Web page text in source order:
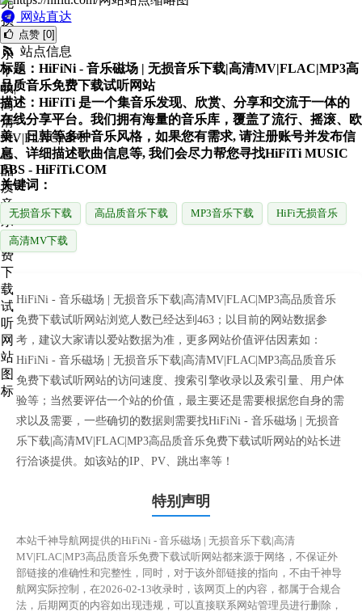
网站直达
点赞 [0]
站点信息
标题：HiFiNi - 音乐磁场 | 无损音乐下载|高清MV|FLAC|MP3高
品质音乐免费下载试听网站
描述：HiFiTi 是一个集音乐发现、欣赏、分享和交流于一体的
在线分享平台。我们拥有海量的音乐库，覆盖了流行、摇滚、欧
美、日韩等多种音乐风格，如果您有需求, 请注册账号并发布信
息、详细描述歌曲信息等, 我们会尽力帮您寻找HiFiTi MUSIC
BBS - HiFiTi.COM
关键词：
无损音乐下载 高品质音乐下载 MP3音乐下载 HiFi无损音乐
高清MV下载
HiFiNi - 音乐磁场 | 无损音乐下载|高清MV|FLAC|MP3高品质音乐
免费下载试听网站浏览人数已经达到463；以目前的网站数据参
考，建议大家请以爱站数据为准，更多网站价值评估因素如：
HiFiNi - 音乐磁场 | 无损音乐下载|高清MV|FLAC|MP3高品质音乐
免费下载试听网站的访问速度、搜索引擎收录以及索引量、用户体
验等；当然要评估一个站的价值，最主要还是需要根据您自身的需
求以及需要，一些确切的数据则需要找HiFiNi - 音乐磁场 | 无损音
乐下载|高清MV|FLAC|MP3高品质音乐免费下载试听网站的站长进
行洽谈提供。如该站的IP、PV、跳出率等！
特别声明
本站千神导航网提供的HiFiNi - 音乐磁场 | 无损音乐下载|高清
MV|FLAC|MP3高品质音乐免费下载试听网站都来源于网络，不保证外
部链接的准确性和完整性，同时，对于该外部链接的指向，不由千神导
航网实际控制，在2026-02-13收录时，该网页上的内容，都属于合规合
法，后期网页的内容如出现违规，可以直接联系网站管理员进行删除，